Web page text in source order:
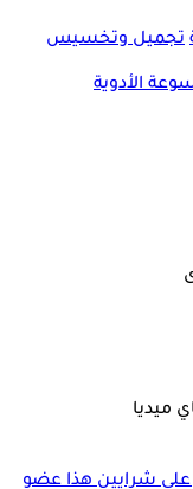
تجميل وتخسيس
الأدوية
ميديا
شرايين هذا عضو